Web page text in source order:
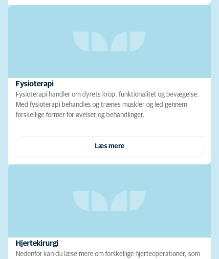
Fysioterapi
Fysioterapi handler om dyrets krop, funktionalitet og bevægelse.
Med fysioterapi behandles og trænes muskler og led gennem
forskellige former for øvelser og behandlinger.
Læs mere
Hjertekirurgi
Nedenfor kan du læse mere om forskellige hjerteoperationer, som